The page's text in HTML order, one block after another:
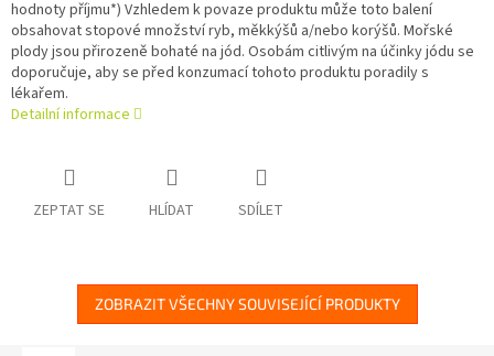
hodnoty příjmu*) Vzhledem k povaze produktu může toto balení
obsahovat stopové množství ryb, měkkýšů a/nebo korýšů. Mořské
plody jsou přirozeně bohaté na jód. Osobám citlivým na účinky jódu se
doporučuje, aby se před konzumací tohoto produktu poradily s
lékařem.
Detailní informace
ZEPTAT SE HLÍDAT SDÍLET
ZOBRAZIT VŠECHNY SOUVISEJÍCÍ PRODUKTY